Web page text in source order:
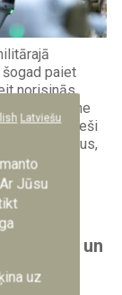
paiet
norisinās
nometne
kurā jaunieši
pamatus,
un
Latviešu
Jūsu
uz